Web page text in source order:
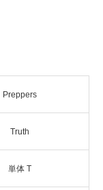
Preppers
Truth
単体 T